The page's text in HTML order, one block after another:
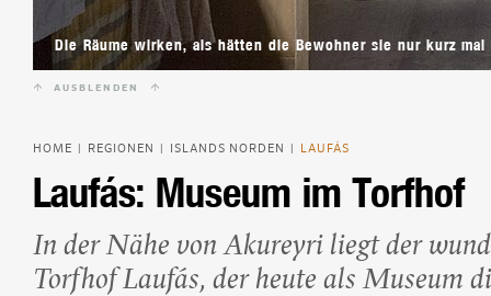
Die Räume wirken, als hätten die Bewohner sie nur kurz mal
AUSBLENDEN
HOME REGIONEN ISLANDS NORDEN LAUFÁS
Laufás: Museum im Torfhof
In der Nähe von Akureyri liegt der
Torfhof Laufás, der heute als Museum